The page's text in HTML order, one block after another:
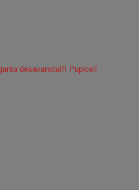
desavarsita!!! Pupicei!